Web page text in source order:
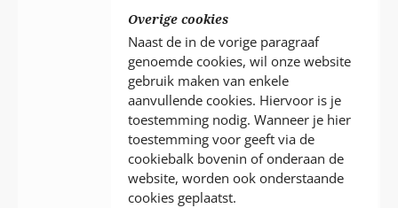
Overige cookies
Naast de in de vorige paragraaf
genoemde cookies, wil onze website
gebruik maken van enkele
aanvullende cookies. Hiervoor is je
toestemming nodig. Wanneer je hier
toestemming voor geeft via de
cookiebalk bovenin of onderaan de
website, worden ook onderstaande
cookies geplaatst.